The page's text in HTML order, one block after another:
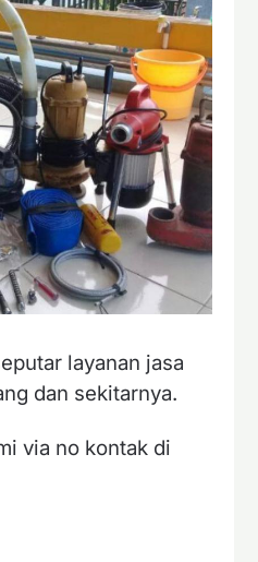
layanan jasa
dan sekitarnya.
via no kontak di